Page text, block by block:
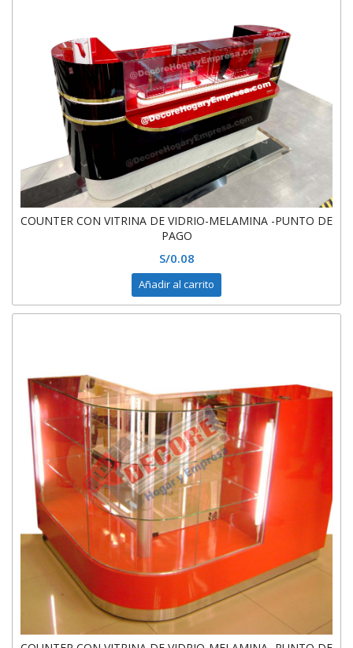
COUNTER CON VITRINA DE VIDRIO-MELAMINA -PUNTO DE
PAGO
S/0.08
Añadir al carrito